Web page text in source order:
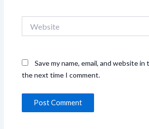
Save my name, email, and website
the next time I comment.